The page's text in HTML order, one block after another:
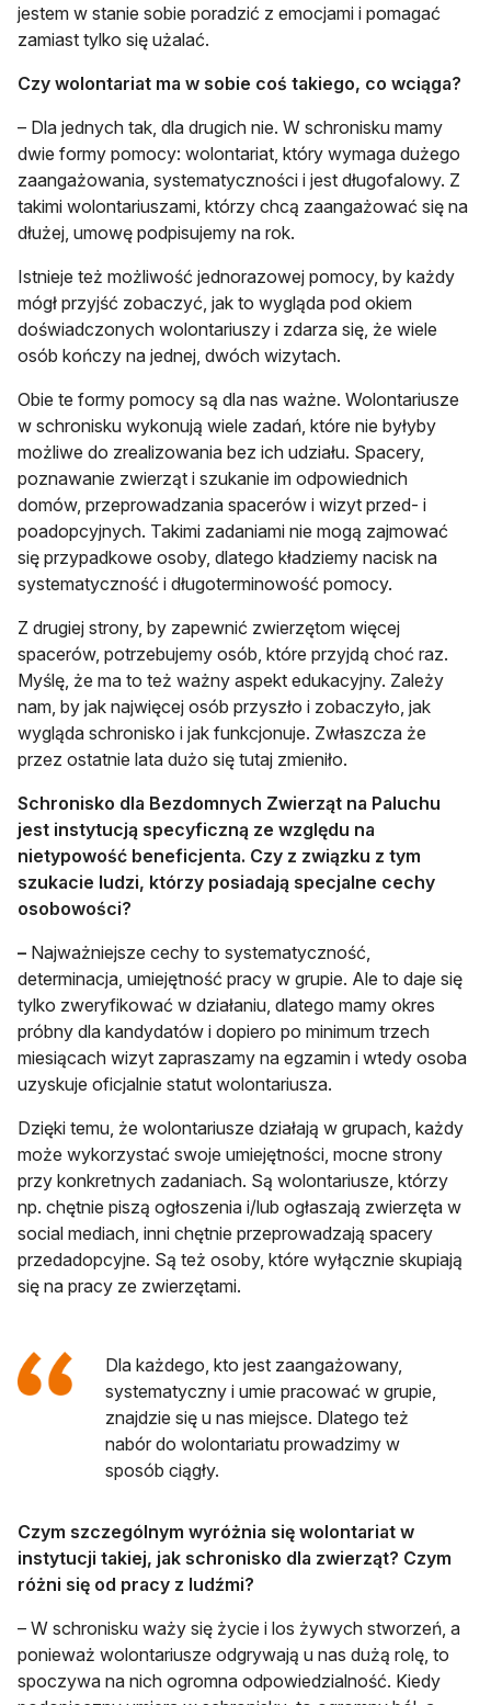
jestem w stanie sobie poradzić z emocjami i pomagać
zamiast tylko się użalać.
Czy wolontariat ma w sobie coś takiego, co wciąga?
– Dla jednych tak, dla drugich nie. W schronisku mamy
dwie formy pomocy: wolontariat, który wymaga dużego
zaangażowania, systematyczności i jest długofalowy. Z
takimi wolontariuszami, którzy chcą zaangażować się na
dłużej, umowę podpisujemy na rok.
Istnieje też możliwość jednorazowej pomocy, by każdy
mógł przyjść zobaczyć, jak to wygląda pod okiem
doświadczonych wolontariuszy i zdarza się, że wiele
osób kończy na jednej, dwóch wizytach.
Obie te formy pomocy są dla nas ważne. Wolontariusze
w schronisku wykonują wiele zadań, które nie byłyby
możliwe do zrealizowania bez ich udziału. Spacery,
poznawanie zwierząt i szukanie im odpowiednich
domów, przeprowadzania spacerów i wizyt przed- i
poadopcyjnych. Takimi zadaniami nie mogą zajmować
się przypadkowe osoby, dlatego kładziemy nacisk na
systematyczność i długoterminowość pomocy.
Z drugiej strony, by zapewnić zwierzętom więcej
spacerów, potrzebujemy osób, które przyjdą choć raz.
Myślę, że ma to też ważny aspekt edukacyjny. Zależy
nam, by jak najwięcej osób przyszło i zobaczyło, jak
wygląda schronisko i jak funkcjonuje. Zwłaszcza że
przez ostatnie lata dużo się tutaj zmieniło.
Schronisko dla Bezdomnych Zwierząt na Paluchu
jest instytucją specyficzną ze względu na
nietypowość beneficjenta. Czy z związku z tym
szukacie ludzi, którzy posiadają specjalne cechy
osobowości?
– Najważniejsze cechy to systematyczność,
determinacja, umiejętność pracy w grupie. Ale to daje się
tylko zweryfikować w działaniu, dlatego mamy okres
próbny dla kandydatów i dopiero po minimum trzech
miesiącach wizyt zapraszamy na egzamin i wtedy osoba
uzyskuje oficjalnie statut wolontariusza.
Dzięki temu, że wolontariusze działają w grupach, każdy
może wykorzystać swoje umiejętności, mocne strony
przy konkretnych zadaniach. Są wolontariusze, którzy
np. chętnie piszą ogłoszenia i/lub ogłaszają zwierzęta w
social mediach, inni chętnie przeprowadzają spacery
przedadopcyjne. Są też osoby, które wyłącznie skupiają
się na pracy ze zwierzętami.
Dla każdego, kto jest zaangażowany,
systematyczny i umie pracować w grupie,
znajdzie się u nas miejsce. Dlatego też
nabór do wolontariatu prowadzimy w
sposób ciągły.
Czym szczególnym wyróżnia się wolontariat w
instytucji takiej, jak schronisko dla zwierząt? Czym
różni się od pracy z ludźmi?
– W schronisku waży się życie i los żywych stworzeń, a
ponieważ wolontariusze odgrywają u nas dużą rolę, to
spoczywa na nich ogromna odpowiedzialność. Kiedy